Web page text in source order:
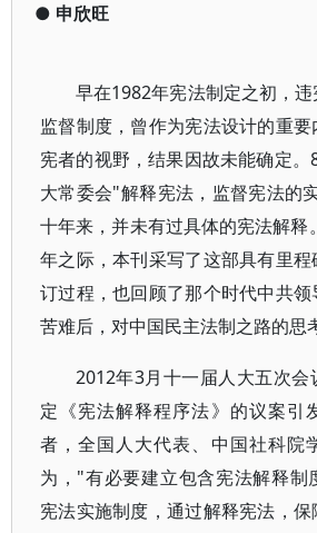
● 申欣旺
早在1982年宪法制定之初，
监督制度，曾作为宪法设计的重
宪者的视野，结果因故未能确定。
大常委会"解释宪法，监督宪法的
十年来，并未有过具体的宪法解释
年之际，本刊采写了这部具有里
订过程，也回顾了那个时代中共
苦难后，对中国民主法制之路的思
2012年3月十一届人大五次会
定《宪法解释程序法》的议案引
者，全国人大代表、中国社科院
为，"有必要建立包含宪法解释制
宪法实施制度，通过解释宪法，